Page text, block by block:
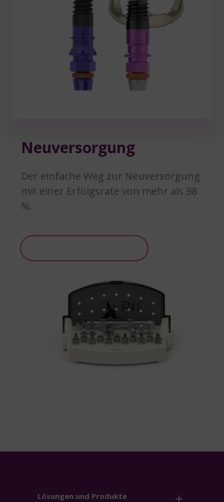
Neuversorgung
Der einfache Weg zur Neuversorgung
mit einer Erfolgsrate von mehr als 98
%.
Lösungen und Produkte